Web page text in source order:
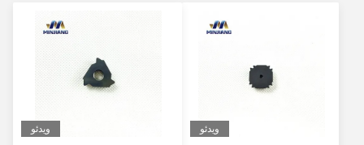
ویدئو ویدئو